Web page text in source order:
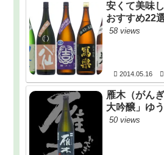
安くて美味
おすすめ22
58 views
2014.05.16
雁木（がん
大吟醸」ゆ
50 views